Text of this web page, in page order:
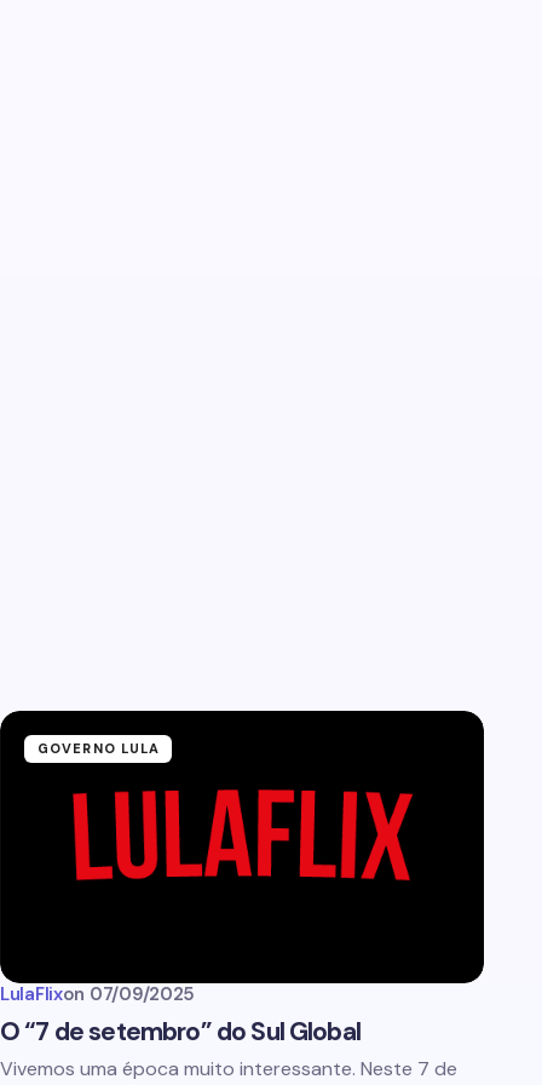
GOVERNO LULA
LulaFlixon 07/09/2025
O “7 de setembro” do Sul Global
Vivemos uma época muito interessante. Neste 7 de